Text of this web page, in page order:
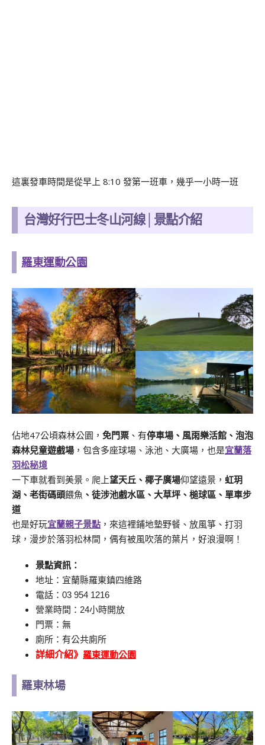
這裏發車時間是從早上 8:10 發第一班車，幾乎一小時一班
台灣好行巴士冬山河線│ 景點介紹
羅東運動公園
佔地47公頃森林公園， 免門票 、有停車場、風雨樂活館、泡泡
森林兒童遊戲場 ，包含多座球場、泳池、大廣場，也是宜蘭落
羽松秘境
一下車就看到美景。爬上望天丘、椰子廣場仰望遠景， 虹玥
湖、老街碼頭餵魚 、 徒涉池戲水區、 大草坪、槌球區、單車步
道
也是好玩宜蘭親子景點 ，來這裡鋪地墊野餐、放風箏、打羽
球，漫步於落羽松林間，偶有被風吹落的葉片，好浪漫啊！
景點資訊：
地址：宜蘭縣羅東鎮四維路
電話： 03 954 1216
營業時間：24小時開放
門票：無
廁所：有公共廁所
詳細介紹》 羅東運動公園
羅東林場